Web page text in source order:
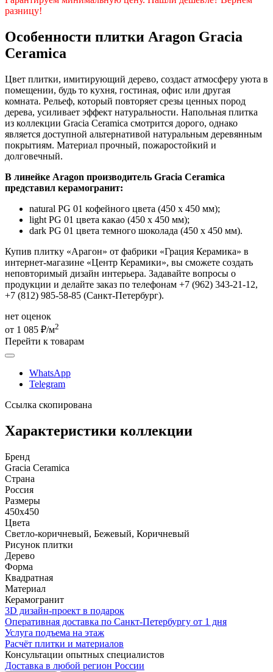
разницу!
Особенности плитки Aragon Gracia
Ceramica
Цвет плитки, имитирующий дерево, создаст атмосферу уюта в
помещении, будь то кухня, гостиная, офис или другая
комната. Рельеф, который повторяет срезы ценных пород
дерева, усиливает эффект натуральности. Напольная плитка
из коллекции Gracia Ceramica смотрится дорого, однако
является доступной альтернативой натуральным деревянным
покрытиям. Материал прочный, пожаростойкий и
долговечный.
В линейке Aragon производитель Gracia Ceramica
представил керамогранит:
natural PG 01 кофейного цвета (450 х 450 мм);
light PG 01 цвета какао (450 х 450 мм);
dark PG 01 цвета темного шоколада (450 х 450 мм).
Купив плитку «Арагон» от фабрики «Грация Керамика» в
интернет-магазине «Центр Керамики», вы сможете создать
неповторимый дизайн интерьера. Задавайте вопросы о
продукции и делайте заказ по телефонам +7 (962) 343-21-12,
+7 (812) 985-58-85 (Санкт-Петербург).
нет оценок
от 1 085 ₽/м2
Перейти к товарам
WhatsApp
Telegram
Ссылка скопирована
Характеристики коллекции
Бренд
Gracia Ceramica
Страна
Россия
Размеры
450x450
Цвета
Светло-коричневый, Бежевый, Коричневый
Рисунок плитки
Дерево
Форма
Квадратная
Материал
Керамогранит
3D дизайн-проект в подарок
Оперативная доставка по Санкт-Петербургу от 1 дня
Услуга подъема на этаж
Расчёт плитки и материалов
Консультации опытных специалистов
Доставка в любой регион России